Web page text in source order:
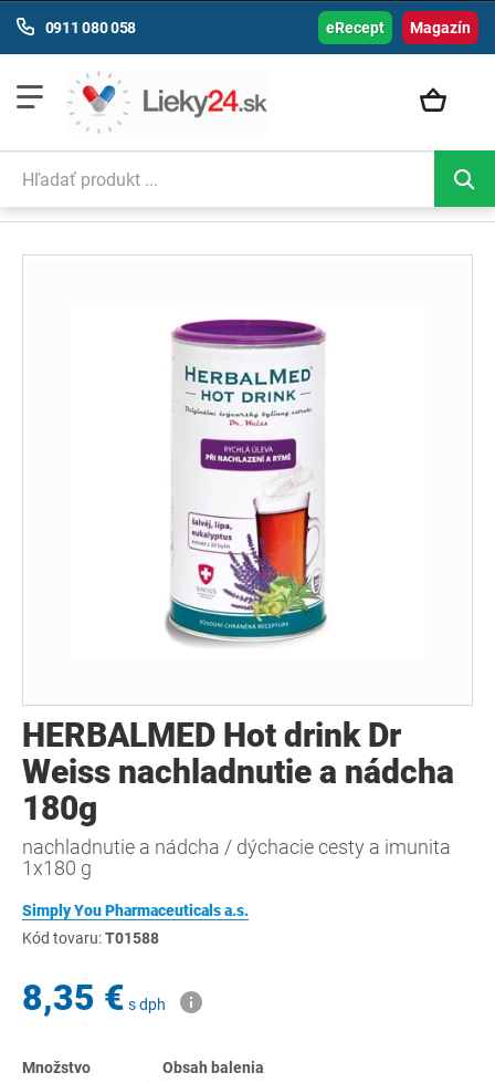
Magazín
0911 080 058 eRecept
HERBALMED Hot drink Dr
Weiss nachladnutie a nádcha
180g
nachladnutie a nádcha / dýchacie cesty a imunita
1x180 g
Simply You Pharmaceuticals a.s.
Kód tovaru:T01588
8,35 € s dph
Množstvo Obsah balenia